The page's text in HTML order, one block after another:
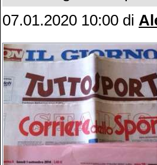
07.01.2020 10:00 di